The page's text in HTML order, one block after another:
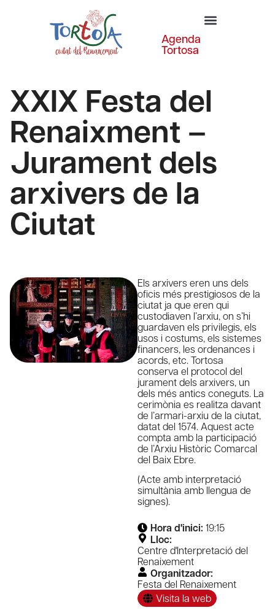
Agenda
Tortosa
XXIX Festa del
Renaixment –
Jurament dels
arxivers de la
Ciutat
Els arxivers eren uns dels
oficis més prestigiosos de la
ciutat ja que eren qui
custodiaven l’arxiu, on s’hi
guardaven els privilegis, els
usos i costums, els sistemes
financers, les ordenances i
acords, etc. Tortosa
conserva el protocol del
jurament dels arxivers, un
dels més antics coneguts. La
cerimònia es realitza davant
de l’armari-arxiu de la ciutat,
datat del 1574. Aquest acte
compta amb la participació
de l’Arxiu Històric Comarcal
del Baix Ebre.
(Acte amb interpretació
simultània amb llengua de
signes).
Hora d'inici: 19:15
Lloc:
Centre d'Interpretació del
Renaixement
Organitzador:
Festa del Renaixement
Visita la web